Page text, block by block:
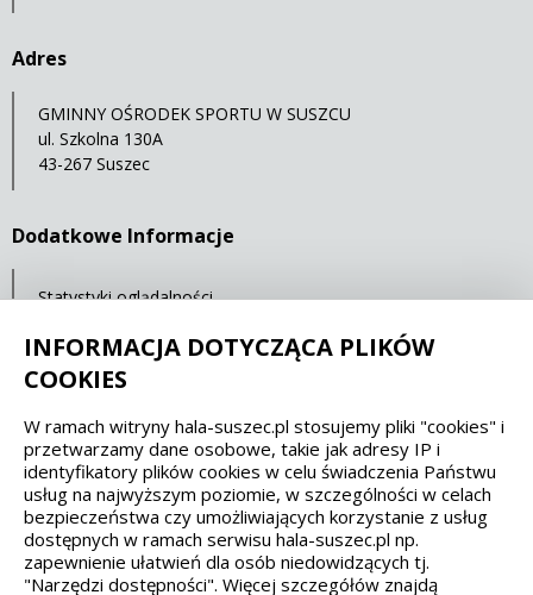
Adres
GMINNY OŚRODEK SPORTU W SUSZCU
ul. Szkolna 130A
43-267 Suszec
Dodatkowe Informacje
Statystyki oglądalności
Spełniamy standardy dostępności oraz W3C
WCAG 2.1 SECTION 508 EAA/EN 301549
IS 5568
INFORMACJA DOTYCZĄCA PLIKÓW
COOKIES
W ramach witryny hala-suszec.pl stosujemy pliki "cookies" i
przetwarzamy dane osobowe, takie jak adresy IP i
identyfikatory plików cookies w celu świadczenia Państwu
usług na najwyższym poziomie, w szczególności w celach
bezpieczeństwa czy umożliwiających korzystanie z usług
dostępnych w ramach serwisu hala-suszec.pl np.
zapewnienie ułatwień dla osób niedowidzących tj.
"Narzędzi dostępności". Więcej szczegółów znajdą